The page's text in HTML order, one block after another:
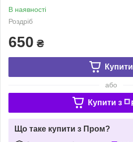
В наявності
Роздріб
650 ₴
Купити
або
Купити з
Що таке купити з Пром?